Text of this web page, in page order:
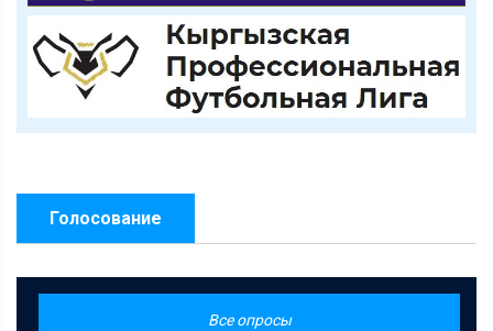
Голосование
Все опросы